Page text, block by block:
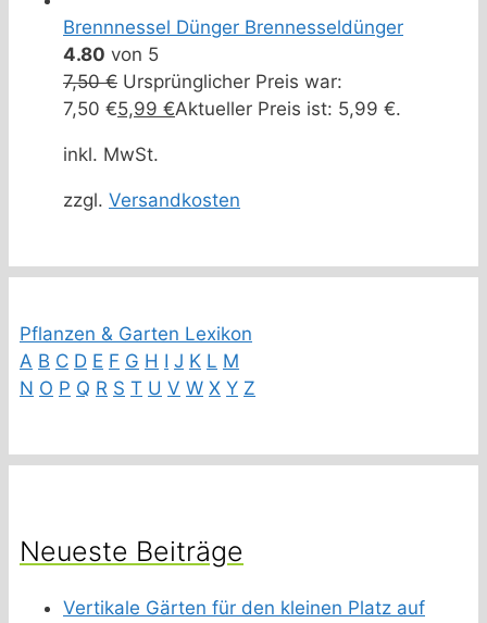
Brennnessel Dünger Brennesseldünger
4.80 von 5
7,50€ Ursprünglicher Preis war:
7,50 €5,99 €Aktueller Preis ist: 5,99 €.
inkl. MwSt.
zzgl. Versandkosten
Pflanzen & Garten Lexikon
A B C D E F G H I J K L M
N O P Q R S T U V W X Y Z
Neueste Beiträge
Vertikale Gärten für den kleinen Platz auf